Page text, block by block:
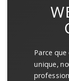
Parce
unique,